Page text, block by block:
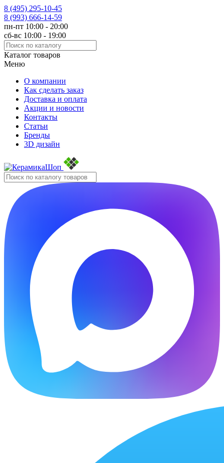
8 (495) 295-10-45
8 (993) 666-14-59
пн-пт 10:00 - 20:00
сб-вс 10:00 - 19:00
Каталог товаров
Меню
О компании
Как сделать заказ
Доставка и оплата
Акции и новости
Контакты
Статьи
Бренды
3D дизайн